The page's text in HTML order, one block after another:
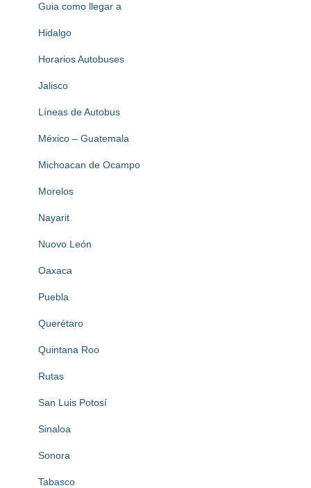
Guia como llegar a
Hidalgo
Horarios Autobuses
Jalisco
Líneas de Autobus
México – Guatemala
Michoacan de Ocampo
Morelos
Nayarit
Nuovo León
Oaxaca
Puebla
Querétaro
Quintana Roo
Rutas
San Luis Potosí
Sinaloa
Sonora
Tabasco